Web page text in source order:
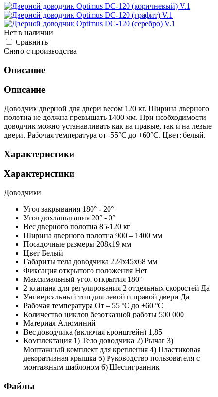
Нет в наличии
Cравнить
Снято с производства
Описание
Описание
Доводчик дверной для двери весом 120 кг. Ширина дверного
полотна не должна превышать 1400 мм. При необходимости
доводчик можно устанавливать как на правые, так и на левые
двери. Рабочая температура от -55°С до +60°С. Цвет: белый.
Характеристики
Характеристики
Доводчики
Угол закрывания 180° - 20°
Угол дохлапывания 20° - 0°
Вес дверного полотна 85-120 кг
Ширина дверного полотна 900 – 1400 мм
Посадочные размеры 208х19 мм
Цвет Белый
Габариты тела доводчика 224х45х68 мм
Фиксация открытого положения Нет
Максимальный угол открытия 180°
2 клапана для регулирования 2 отдельных скоростей Да
Универсальный тип для левой и правой двери Да
Рабочая температура От – 55 ºС до +60 ºС
Количество циклов безотказной работы 500 000
Материал Алюминий
Вес доводчика (включая кронштейн) 1,85
Комплектация 1) Тело доводчика 2) Рычаг 3)
Монтажный комплект для крепления 4) Пластиковая
декоративная крышка 5) Руководство пользователя с
монтажным шаблоном 6) Шестигранник
Файлы